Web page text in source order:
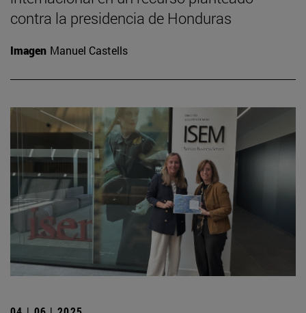
contra la presidencia de Honduras
Imagen Manuel Castells